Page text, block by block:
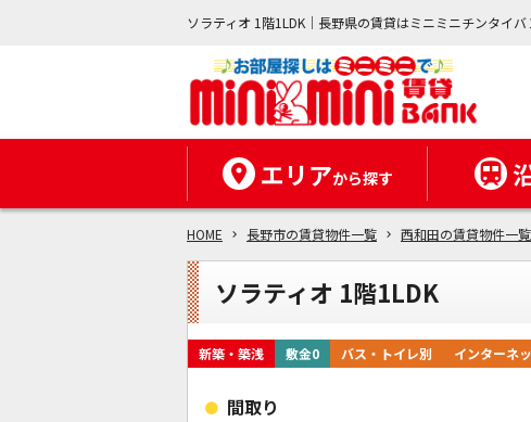
ソラティオ 1階1LDK｜長野県の賃貸はミニミニチンタイバ
エリアから探す
HOME 長野市の賃貸物件一覧 西和田の賃貸物件一覧
ソラティオ 1階1LDK
新築・築浅 敷金0 バス・トイレ別 インターネ
間取り